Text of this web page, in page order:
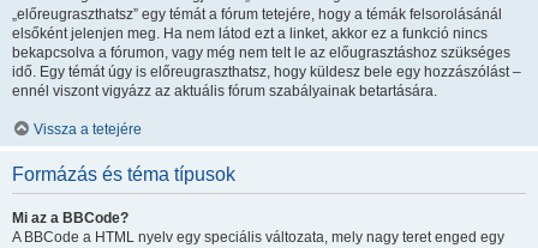
„előreugraszthatsz” egy témát a fórum tetejére, hogy a témák felsorolásánál
elsőként jelenjen meg. Ha nem látod ezt a linket, akkor ez a funkció nincs
bekapcsolva a fórumon, vagy még nem telt le az előugrasztáshoz szükséges
idő. Egy témát úgy is előreugraszthatsz, hogy küldesz bele egy hozzászólást –
ennél viszont vigyázz az aktuális fórum szabályainak betartására.
Vissza a tetejére
Formázás és téma típusok
Mi az a BBCode?
A BBCode a HTML nyelv egy speciális változata, mely nagy teret enged egy